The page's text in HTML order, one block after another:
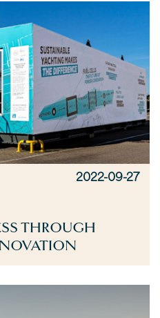
2022-09-27
THROUGH